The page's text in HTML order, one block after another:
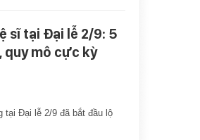
sĩ tại Đại lễ 2/9: 5
quy mô cực kỳ
tại Đại lễ 2/9 đã bắt đầu lộ